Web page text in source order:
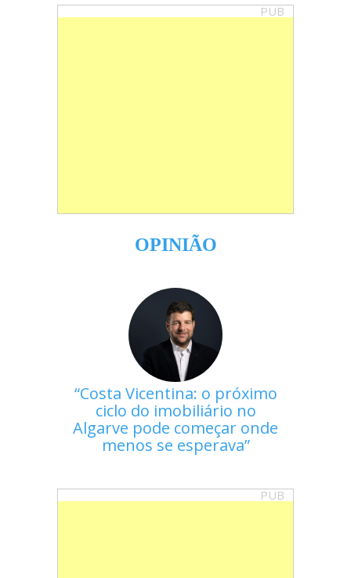
PUB
OPINIÃO
Costa Vicentina: o próximo
ciclo do imobiliário no
Algarve pode começar onde
menos se esperava
PUB